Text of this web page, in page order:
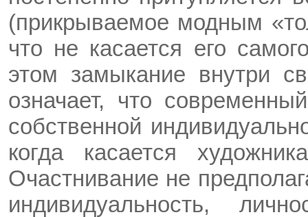
(прикрываемое модным
что не касается его
этом замыкание внутри
означает, что
собственной
когда касается
Очастнивание не
индивидуальность,